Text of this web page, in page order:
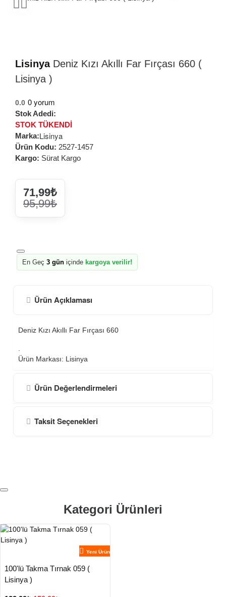
LisinyaDeniz Kızı Akıllı Far Fırçası 660 (
Lisinya )
0.0 0 yorum
Stok Adedi:
STOK TÜKENDİ
Marka:Lisinya
Ürün Kodu: 2527-1457
Kargo: Sürat Kargo
71,99₺
95,99₺
En Geç 3 gün içinde kargoya verilir!
Ürün Açıklaması
Deniz Kızı Akıllı Far Fırçası 660
Ürün Markası: Lisinya
Ürün Değerlendirmeleri
Taksit Seçenekleri
Kategori Ürünleri
Yeni Ürün
100'lü Takma Tırnak 059 (
Lisinya )